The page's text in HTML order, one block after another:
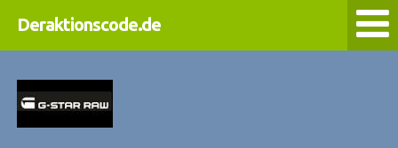
Deraktionscode.de